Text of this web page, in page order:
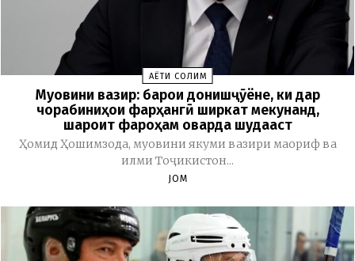
ҲАЁТИ СОЛИМ
Муовини вазир: барои донишҷӯёне, ки дар
чорабиниҳои фарҳангӣ ширкат мекунанд,
шароит фароҳам оварда шудааст
Ҳомид Ҳошимзода, муовини якуми вазири маориф ва
илми Тоҷикистон...
JOM